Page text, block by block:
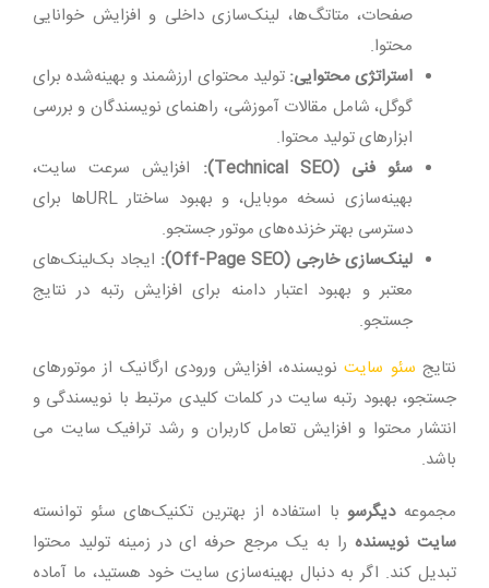
صفحات، متاتگ‌ها، لینک‌سازی داخلی و افزایش خوانایی
محتوا.
استراتژی محتوایی: تولید محتوای ارزشمند و بهینه‌شده برای
گوگل، شامل مقالات آموزشی، راهنمای نویسندگان و بررسی
ابزارهای تولید محتوا.
سئو فنی (Technical SEO):
افزایش سرعت سایت،
بهینه‌سازی نسخه موبایل، و بهبود ساختار URLها برای
دسترسی بهتر خزنده‌های موتور جستجو.
لینک‌سازی خارجی (Off-Page SEO):
ایجاد بک‌لینک‌های
معتبر و بهبود اعتبار دامنه برای افزایش رتبه در نتایج
جستجو.
نتایج سئو سایتنویسنده، افزایش ورودی ارگانیک از موتورهای
جستجو، بهبود رتبه سایت در کلمات کلیدی مرتبط با نویسندگی و
انتشار محتوا و افزایش تعامل کاربران و رشد ترافیک سایت می
باشد.
مجموعهدیگرسو با استفاده از بهترین تکنیک‌های سئو توانسته
سایت نویسنده را به یک مرجع حرفه ای در زمینه تولید محتوا
تبدیل کند. اگر به دنبال بهینه‌سازی سایت خود هستید، ما آماده